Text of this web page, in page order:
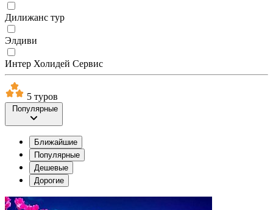
Дилижанс тур
Элдиви
Интер Холидей Сервис
5 туров
Популярные
Ближайшие
Популярные
Дешевые
Дорогие